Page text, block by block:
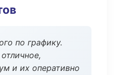
по графику.
и их оперативно